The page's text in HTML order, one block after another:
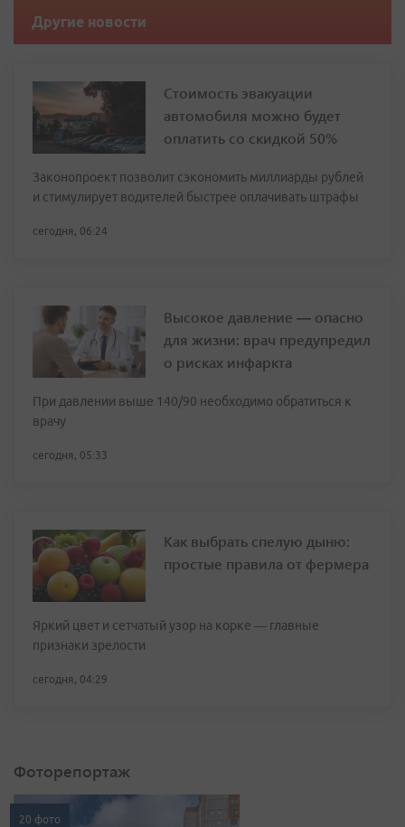
Другие новости
Стоимость эвакуации
автомобиля можно будет
оплатить со скидкой 50%
Законопроект позволит сэкономить миллиарды рублей
и стимулирует водителей быстрее оплачивать штрафы
сегодня, 06:24
Высокое давление — опасно
для жизни: врач предупредил
о рисках инфаркта
При давлении выше 140/90 необходимо обратиться к
врачу
сегодня, 05:33
Как выбрать спелую дыню:
простые правила от фермера
Яркий цвет и сетчатый узор на корке — главные
признаки зрелости
сегодня, 04:29
Фоторепортаж
20 фото